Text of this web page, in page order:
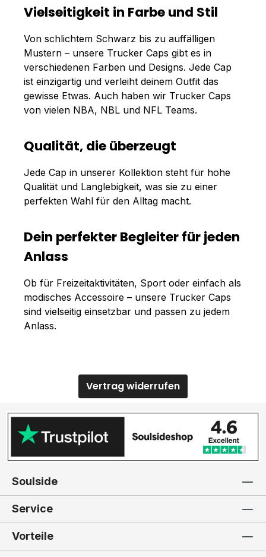
Vielseitigkeit in Farbe und Stil
Von schlichtem Schwarz bis zu auffälligen
Mustern – unsere Trucker Caps gibt es in
verschiedenen Farben und Designs. Jede Cap
ist einzigartig und verleiht deinem Outfit das
gewisse Etwas. Auch haben wir Trucker Caps
von vielen NBA, NBL und NFL Teams.
Qualität, die überzeugt
Jede Cap in unserer Kollektion steht für hohe
Qualität und Langlebigkeit, was sie zu einer
perfekten Wahl für den Alltag macht.
Dein perfekter Begleiter für jeden
Anlass
Ob für Freizeitaktivitäten, Sport oder einfach als
modisches Accessoire – unsere Trucker Caps
sind vielseitig einsetzbar und passen zu jedem
Anlass.
Vertrag widerrufen
Soulside
Service
Vorteile